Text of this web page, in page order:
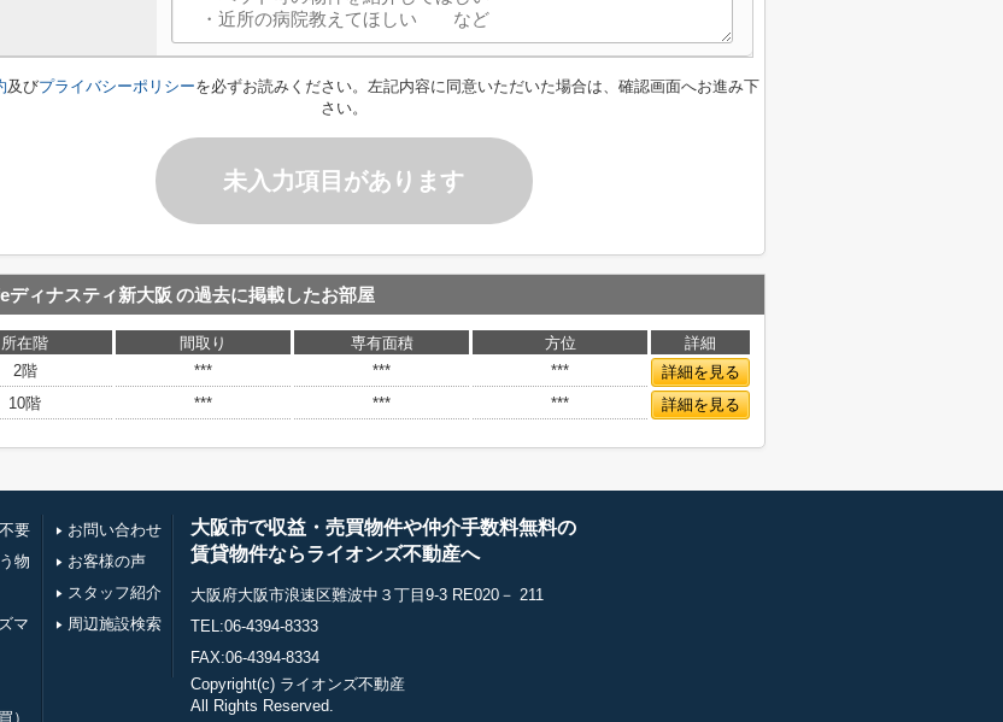
及びプライバシーポリシーを必ずお読みください。左記内容に同意いただいた場合は、確認画面へお進み下
さい。
未入力項目があります
ディナスティ新大阪 の過去に掲載したお部屋
所在階 間取り 専有面積 方位
詳細
2階
*** *** ***
詳細を見る
10階
*** *** *** 詳細を見る
要
物
マ
）
お問い合わせ
お客様の声
スタッフ紹介
周辺施設検索
大阪市で収益・売買物件や仲介手数料無料の
賃貸物件ならライオンズ不動産へ
大阪府大阪市浪速区難波中３丁目9-3 RE020－ 211
TEL:06-4394-8333
FAX:06-4394-8334
Copyright(c) ライオンズ不動産
All Rights Reserved.